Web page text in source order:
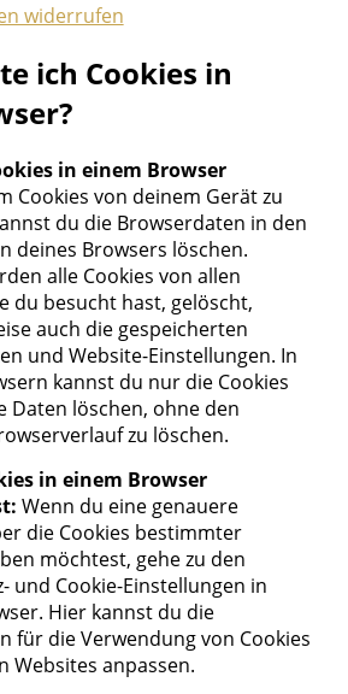
widerrufen
ich Cookies in
in einem Browser
Cookies von deinem Gerät zu
du die Browserdaten in den
deines Browsers löschen.
alle Cookies von allen
du besucht hast, gelöscht,
auch die gespeicherten
und Website-Einstellungen. In
kannst du nur die Cookies
Daten löschen, ohne den
zu löschen.
in einem Browser
Wenn du eine genauere
die Cookies bestimmter
möchtest, gehe zu den
und Cookie-Einstellungen in
Hier kannst du die
für die Verwendung von Cookies
Websites anpassen.